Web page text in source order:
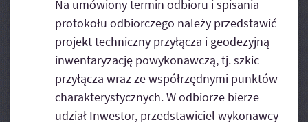
Na umówiony termin odbioru i spisania
protokołu odbiorczego należy przedstawić
projekt techniczny przyłącza i geodezyjną
inwentaryzację powykonawczą, tj. szkic
przyłącza wraz ze współrzędnymi punktów
charakterystycznych. W odbiorze bierze
udział Inwestor, przedstawiciel wykonawcy